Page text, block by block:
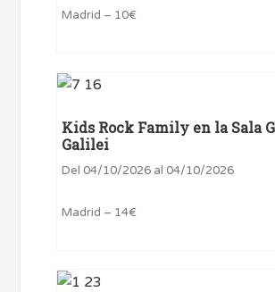
Madrid – 10€
Kids Rock Family en la Sala
Galilei
Del 04/10/2026 al 04/10/2026
Madrid – 14€